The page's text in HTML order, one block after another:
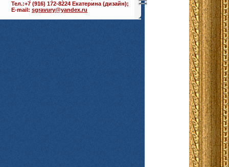
Тел.:+7 (916) 172-8224 Екатерина (дизайн);
E-mail: sgravury@yandex.ru